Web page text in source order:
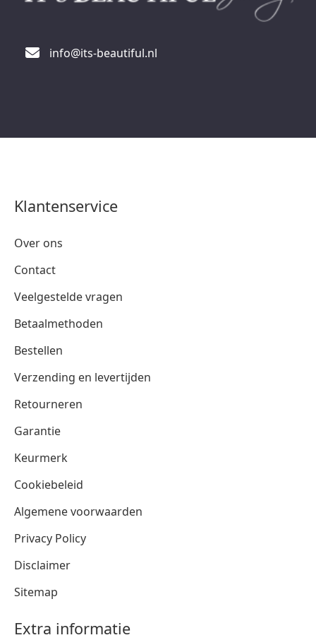
info@its-beautiful.nl
Klantenservice
Over ons
Contact
Veelgestelde vragen
Betaalmethoden
Bestellen
Verzending en levertijden
Retourneren
Garantie
Keurmerk
Cookiebeleid
Algemene voorwaarden
Privacy Policy
Disclaimer
Sitemap
Extra informatie